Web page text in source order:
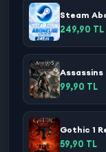
Steam
249,90 TL
Assassins
99,90 TL
Gothic 1
59,90 TL